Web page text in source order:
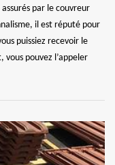
par le couvreur
il est réputé pour
puissiez recevoir le
pouvez l’appeler